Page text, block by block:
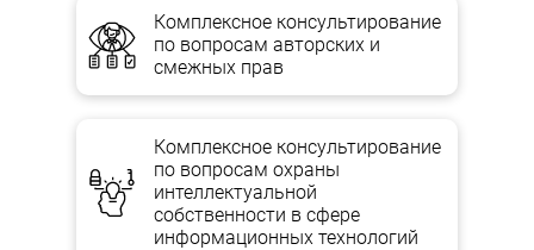
юрлица, считаются погашенными.
По хозяйственным обществам денежные средства,
обязательств перед бюджетом, банками, владельцами
облигаций, выпущенных обществом и другими кредиторами,
распределяются между участниками общества в порядке и на
условиях, предусмотренных Законом о хозобществах и
учредительными документами, в 6-месячный срок после
Комплексное консультирование
по вопросам авторских и
смежных прав
Комплексное консультирование
по вопросам охраны
интеллектуальной
собственности в сфере
информационных технологий